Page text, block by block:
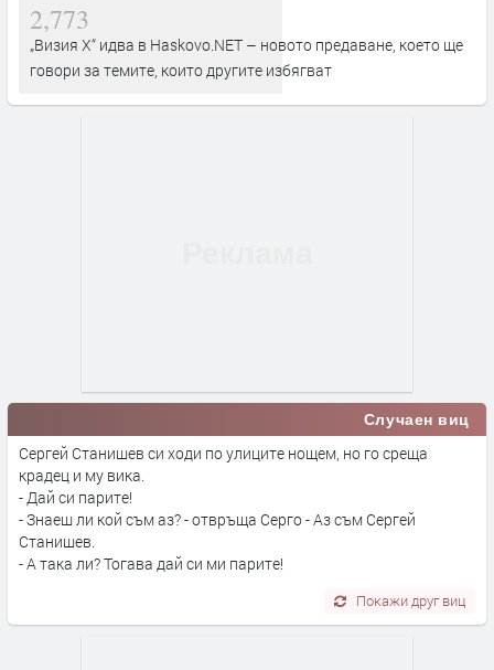
2,773
„Визия Х“ идва в Haskovo.NET – новото предаване, което ще
говори за темите, които другите избягват
Случаен виц
Сергей Станишев си ходи по улиците нощем, но го среща
крадец и му вика.
- Дай си парите!
- Знаеш ли кой съм аз? - отвръща Серго - Аз съм Сергей
Станишев.
- А така ли? Тогава дай си ми парите!
Покажи друг виц